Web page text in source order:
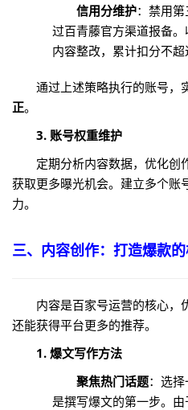
信用分维护：禁用
过百青藤官方渠道报备
内容整改，累计扣分不超
通过上述策略执行的账号，
正。
3. 账号权重维护
定期分析内容数据，优化创
获取更多曝光机会。建立多个账
力。
三、内容创作：打造爆款
内容是百家号运营的核心，
还能获得平台更多的推荐。
1. 爆文写作方法
聚焦热门话题：选
是撰写爆文的第一步。